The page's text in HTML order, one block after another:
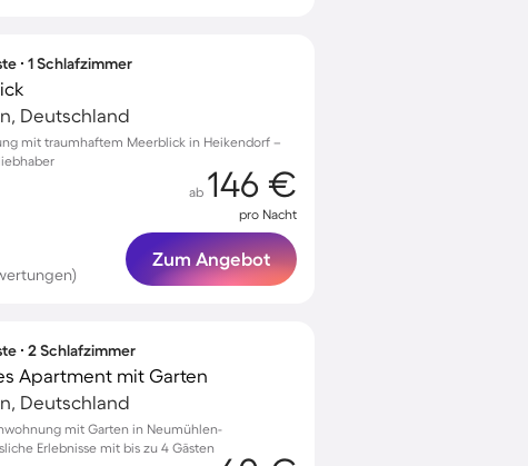
∙ 1 Schlafzimmer
Deutschland
mit traumhaftem Meerblick in Heikendorf –
ab 146 €
pro Nacht
Zum Angebot
∙ 2 Schlafzimmer
Apartment mit Garten
Deutschland
mit Garten in Neumühlen-
Erlebnisse mit bis zu 4 Gästen